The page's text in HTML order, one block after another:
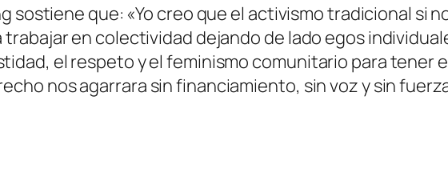
sostiene que: «Yo creo que el activismo tradicional si
en colectividad dejando de lado egos
el respeto y el feminismo comunitario para tener
nos agarrara sin financiamiento, sin voz y sin